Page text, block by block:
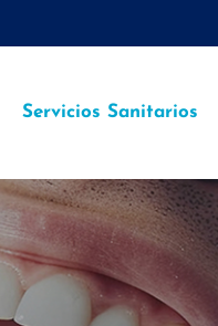
Servicios Sanitarios